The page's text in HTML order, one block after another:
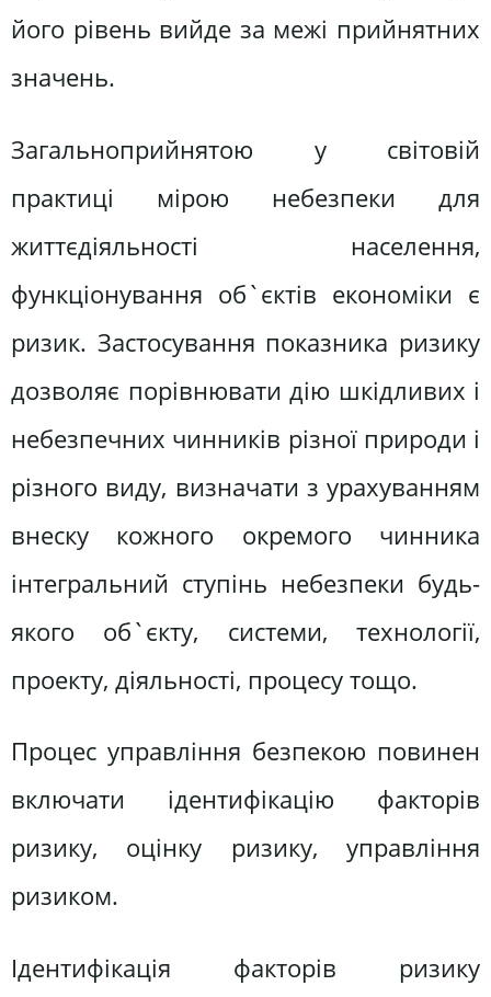
його рівень вийде за межі прийнятних
значень.
Загальноприйнятою у світовій
практиці мірою небезпеки для
життєдіяльності населення,
функціонування об`єктів економіки є
ризик. Застосування показника ризику
дозволяє порівнювати дію шкідливих і
небезпечних чинників різної природи і
різного виду, визначати з урахуванням
внеску кожного окремого чинника
інтегральний ступінь небезпеки будь-
якого об`єкту, системи, технології,
проекту, діяльності, процесу тощо.
Процес управління безпекою повинен
включати ідентифікацію факторів
ризику, оцінку ризику, управління
ризиком.
Ідентифікація факторів ризику